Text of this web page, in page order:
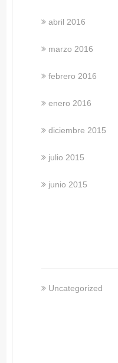
abril 2016
marzo 2016
febrero 2016
enero 2016
diciembre 2015
julio 2015
junio 2015
Uncategorized